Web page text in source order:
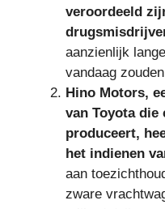
veroordeeld
aanzienlijk
vandaag
Hino Motors,
van Toyota die
produceert,
het indienen
aan
zware